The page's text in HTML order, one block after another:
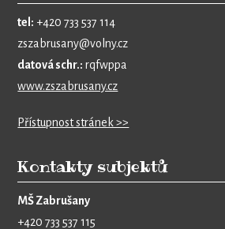
tel: +420 733 537 114
zszabrusany@volny.cz
datová schr.: rqfwppa
www.zszabrusany.cz
Přístupnost stránek >>
Kontakty subjektů
MŠ Zabrušany
+420 733 537 115